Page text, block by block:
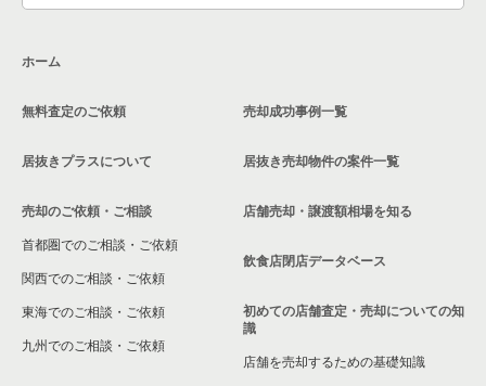
東久留米市の飲食店の居抜き売却物件の案件一覧
ホーム
無料査定のご依頼
居抜きプラスについて
売却のご依頼・ご相談
首都圏でのご相談・ご依頼
関西でのご相談・ご依頼
東海でのご相談・ご依頼
九州でのご相談・ご依頼
売却成功事例一覧
居抜き売却物件の案件一覧
店舗売却・譲渡額相場を知る
飲食店閉店データベース
初めての店舗査定・売却についての知
識
店舗を売却するための基礎知識